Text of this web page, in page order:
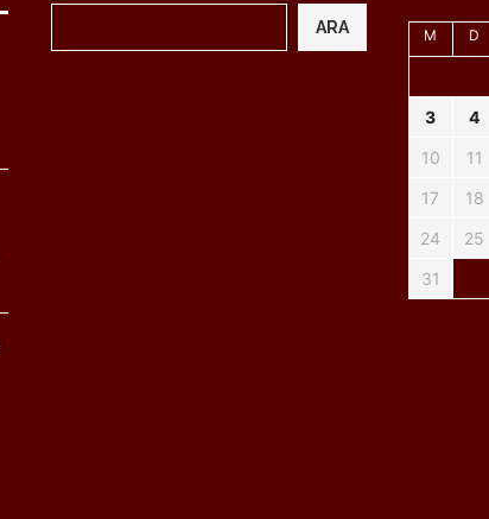
ARA M D
3
4
10
11
17
18
24
25
31